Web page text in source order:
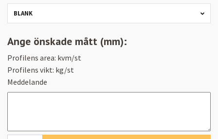
BLANK
Ange önskade mått (mm):
Profilens area: kvm/st
Profilens vikt: kg/st
Meddelande